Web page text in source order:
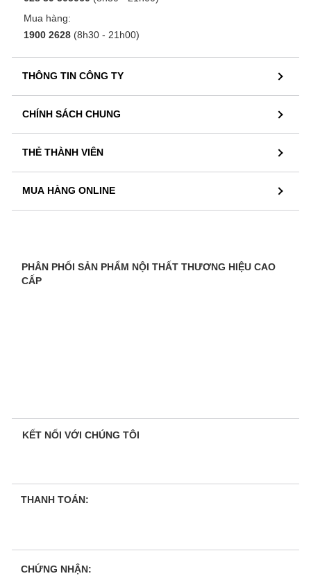
Mua hàng:
1900 2628 (8h30 - 21h00)
THÔNG TIN CÔNG TY
CHÍNH SÁCH CHUNG
THẺ THÀNH VIÊN
MUA HÀNG ONLINE
PHÂN PHỐI SẢN PHẨM NỘI THẤT THƯƠNG HIỆU CAO
CẤP
KẾT NỐI VỚI CHÚNG TÔI
THANH TOÁN:
CHỨNG NHẬN: